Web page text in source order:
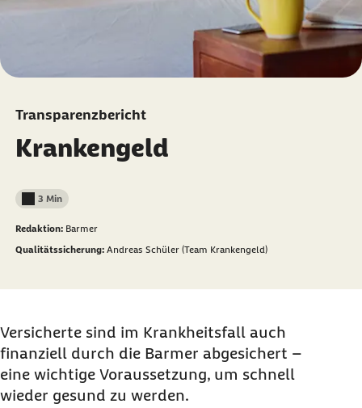
Transparenzbericht
Krankengeld
Lesedauer weniger als
3 Min
Redaktion: Barmer
Qualitätssicherung: Andreas Schüler (Team Krankengeld)
Versicherte sind im Krankheitsfall auch
finanziell durch die Barmer abgesichert –
eine wichtige Voraussetzung, um schnell
wieder gesund zu werden.